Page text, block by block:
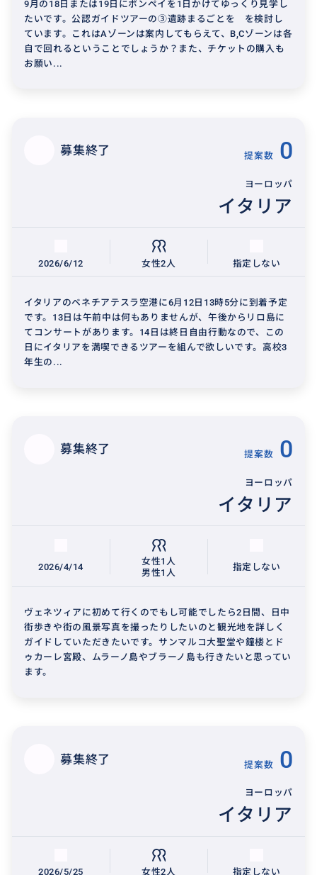
9月の18日または19日にポンペイを1日かけてゆっくり見学し
たいです。公認ガイドツアーの③遺跡まるごとを を検討し
ています。これはAゾーンは案内してもらえて、B,Cゾーンは各
自で回れるということでしょうか？また、チケットの購入も
お願い...
募集終了 提案数 0
ヨーロッパ
イタリア
2026/6/12 女性2人 指定しない
イタリアのベネチアテスラ空港に6月12日13時5分に到着予定
です。13日は午前中は何もありませんが、午後からリロ島に
てコンサートがあります。14日は終日自由行動なので、この
日にイタリアを満喫できるツアーを組んで欲しいです。高校3
年生の...
募集終了 提案数 0
ヨーロッパ
イタリア
2026/4/14
女性1人
男性1人
指定しない
ヴェネツィアに初めて行くのでもし可能でしたら2日間、日中
街歩きや街の風景写真を撮ったりしたいのと観光地を詳しく
ガイドしていただきたいです。サンマルコ大聖堂や鐘楼とド
ゥカーレ宮殿、ムラーノ島やブラーノ島も行きたいと思ってい
ます。
募集終了 提案数 0
ヨーロッパ
イタリア
2026/5/25 女性2人 指定しない